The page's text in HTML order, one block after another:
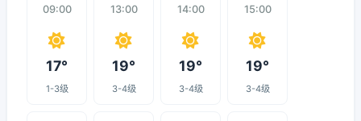
09:00
17°
1-3级
13:00
19°
3-4级
14:00
19°
3-4级
15:00
19°
3-4级